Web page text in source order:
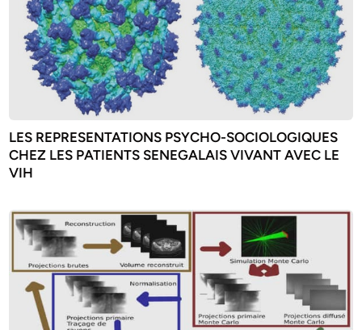
LES REPRESENTATIONS PSYCHO-SOCIOLOGIQUES
CHEZ LES PATIENTS SENEGALAIS VIVANT AVEC LE
VIH